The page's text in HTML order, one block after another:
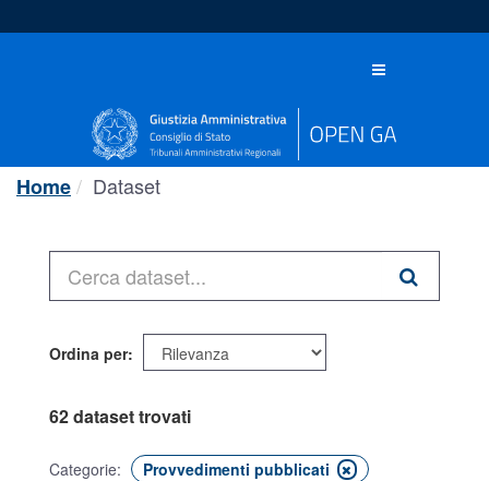
al
Toggle
Home Dataset
Ordina per
62 dataset trovati
Categorie: Provvedimenti pubblicati